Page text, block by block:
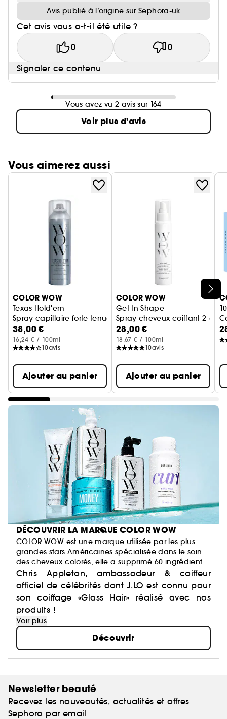
Avis publié à l’origine sur Sephora-uk
Cet avis vous a-t-il été utile ?
0 0
Signaler ce contenu
Vous avez vu 2 avis sur 164
Voir plus d'avis
Vous aimerez aussi
Ignorer le carrousel produits
COLOR WOW
Texas Hold'em
Spray capillaire forte tenue
38,00 €
16,24 € / 100ml
10avis
Ajouter au panier
COLOR WOW
Get In Shape
Spray cheveux coiffant 2-en-1
28,00 €
18,67 € / 100ml
10avis
Ajouter au panier
DÉCOUVRIR LA MARQUE COLOR WOW
COLOR WOW est une marque utilisée par les plus
grandes stars Américaines spécialisée dans le soin
des cheveux colorés, elle a supprimé 60 ingrédients
susceptibles d’altérer la couleur et la qualité du
cheveu.
Chris Appleton, ambassadeur & coiffeur
officiel de célébrités dont J.LO est connu pour
son coiffage «Glass Hair» réalisé avec nos
produits !
Voir plus
Découvrir
Newsletter beauté
Recevez les nouveautés, actualités et offres
Sephora par email